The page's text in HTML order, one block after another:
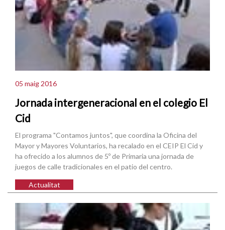
05 maig 2016
Jornada intergeneracional en el colegio El
Cid
El programa "Contamos juntos", que coordina la Oficina del
Mayor y Mayores Voluntarios, ha recalado en el CEIP El Cid y
ha ofrecido a los alumnos de 5º de Primaria una jornada de
juegos de calle tradicionales en el patio del centro.
Actualitat